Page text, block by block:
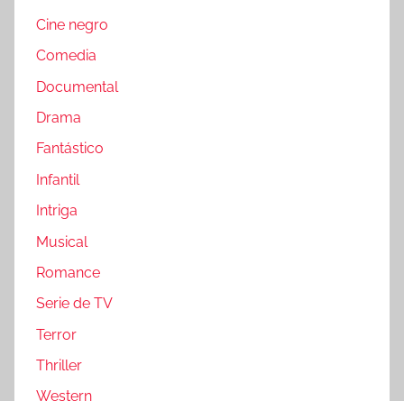
Cine negro
Comedia
Documental
Drama
Fantástico
Infantil
Intriga
Musical
Romance
Serie de TV
Terror
Thriller
Western